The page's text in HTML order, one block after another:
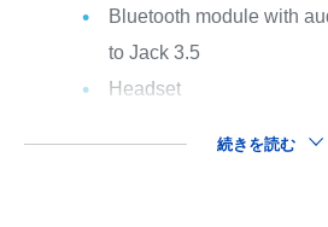
Bluetooth module with
to Jack 3.5
Headset
続きを読む